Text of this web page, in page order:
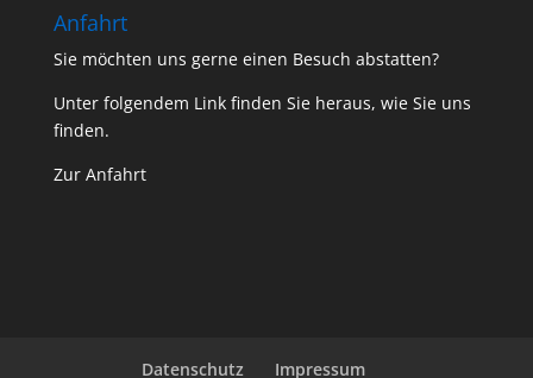
Anfahrt
Sie möchten uns gerne einen Besuch abstatten?
Unter folgendem Link finden Sie heraus, wie Sie uns
finden.
Zur Anfahrt
Datenschutz Impressum